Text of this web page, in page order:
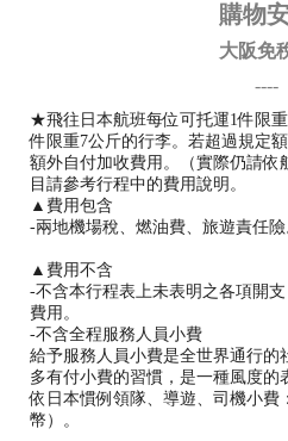
購物
大阪免
----
★飛往日本航班每位可托運1件限
件限重7公斤的行李。若超過規定
額外自付加收費用。（實際仍請依
目請參考行程中的費用說明。
▲費用包含
-兩地機場稅、燃油費、旅遊責任險
▲費用不含
-不含本行程表上未表明之各項開
費用。
-不含全程服務人員小費
給予服務人員小費是全世界通行的
多有付小費的習慣，是一種風度的
依日本慣例領隊、導遊、司機小費
幣）。